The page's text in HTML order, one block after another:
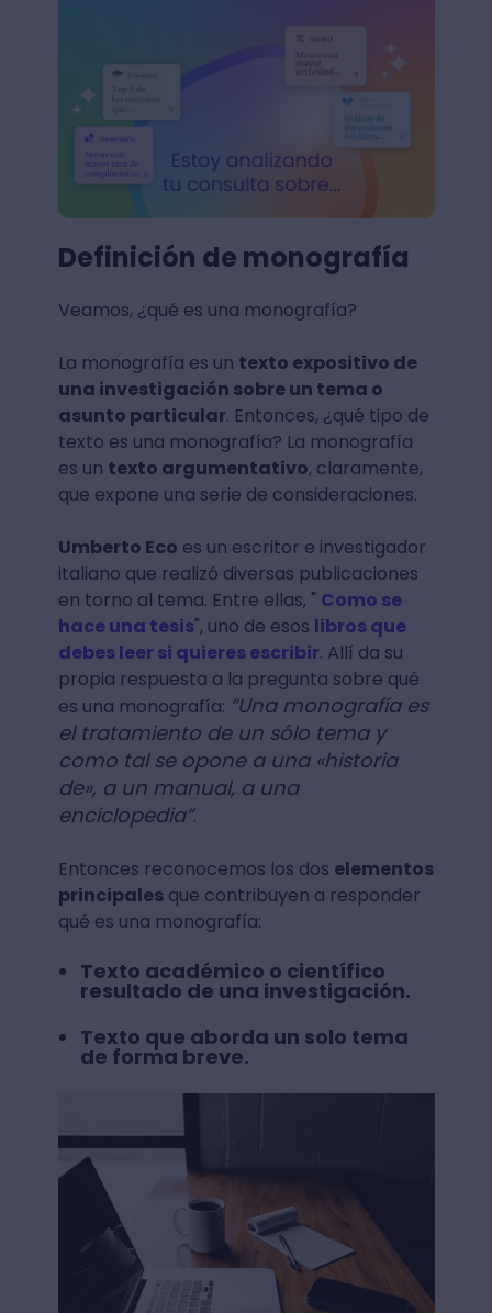
Definición de monografía
Veamos, ¿qué es una monografía?
La monografía es un texto expositivo de
una investigación sobre un tema o
asunto particular. Entonces, ¿qué tipo de
texto es una monografía? La monografía
es un texto argumentativo, claramente,
que expone una serie de consideraciones.
Umberto Eco es un escritor e investigador
italiano que realizó diversas publicaciones
en torno al tema. Entre ellas, " Como se
hace una tesis", uno de esos libros que
debes leer si quieres escribir. Allí da su
propia respuesta a la pregunta sobre qué
es una monografía: “Una monografía es
el tratamiento de un sólo tema y
como tal se opone a una «historia
de», a un manual, a una
enciclopedia”.
Entonces reconocemos los dos elementos
principalesque contribuyen a responder
qué es una monografía:
Texto académico o científico
resultado de una investigación.
Texto que aborda un solo tema
de forma breve.